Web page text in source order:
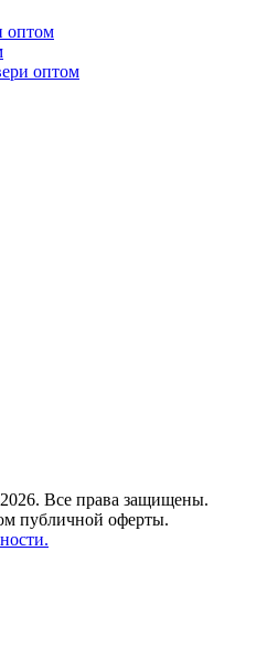
оптом
оптом
Все права защищены.
публичной оферты.